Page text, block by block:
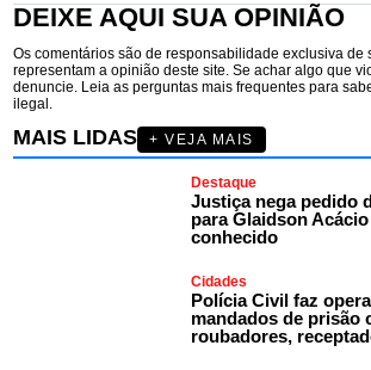
DEIXE AQUI SUA OPINIÃO
Os comentários são de responsabilidade exclusiva de
representam a opinião deste site. Se achar algo que
denuncie. Leia as perguntas mais frequentes para
ilegal.
MAIS LIDAS + VEJA MAIS
Destaque
Justiça nega pedido
para Glaidson
conhecido
Cidades
Polícia Civil faz
mandados de prisão
roubadores,